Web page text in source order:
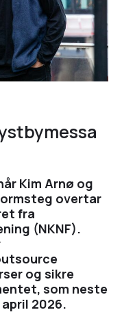
Kim Arnø og
overtar
fra
(NKNF).
og sikre
som neste
2026.